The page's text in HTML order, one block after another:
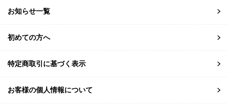
お知らせ一覧
初めての方へ
特定商取引に基づく表示
お客様の個人情報について